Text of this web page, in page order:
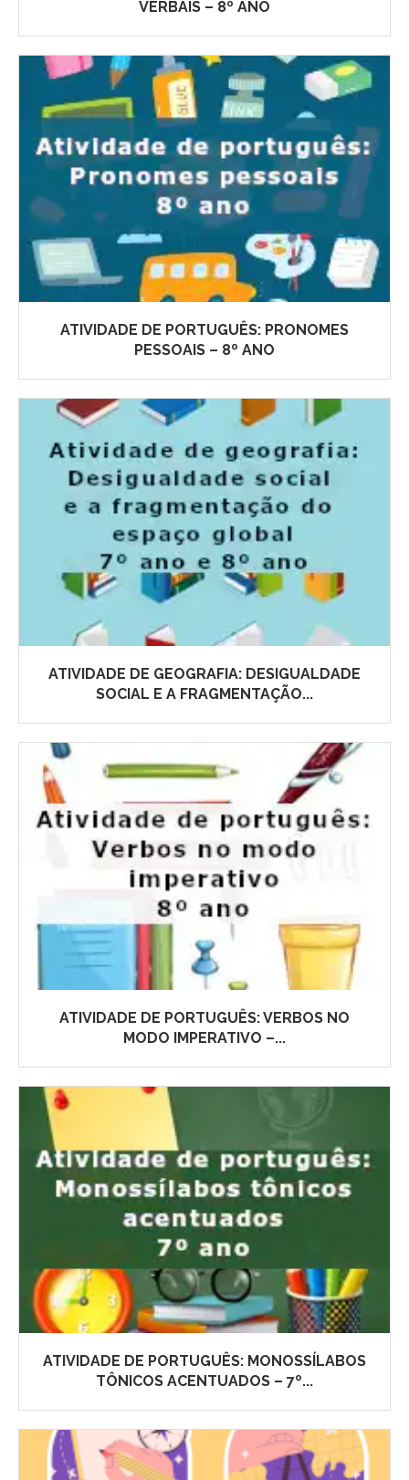
VERBAIS – 8º ANO
ATIVIDADE DE PORTUGUÊS: PRONOMES
PESSOAIS – 8º ANO
ATIVIDADE DE GEOGRAFIA: DESIGUALDADE
SOCIAL E A FRAGMENTAÇÃO...
ATIVIDADE DE PORTUGUÊS: VERBOS NO
MODO IMPERATIVO –...
ATIVIDADE DE PORTUGUÊS: MONOSSÍLABOS
TÔNICOS ACENTUADOS – 7º...